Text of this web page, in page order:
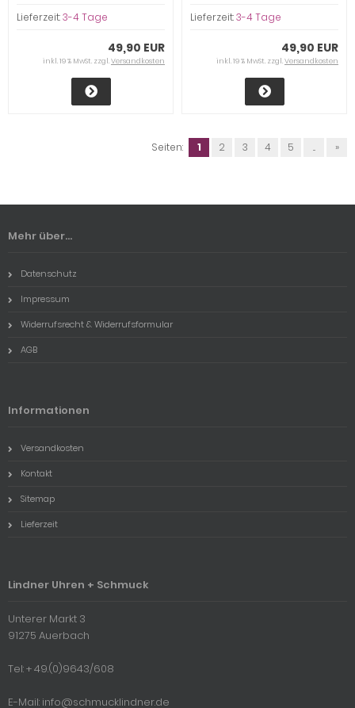
Lieferzeit:3-4 Tage
49,90 EUR
inkl. 19 % MwSt. zzgl.Versandkosten
Lieferzeit:3-4 Tage
49,90 EUR
inkl. 19 % MwSt. zzgl.Versandkosten
Seiten: 1 2 3 4 5 ... »
Mehr über...
Datenschutz
Impressum
Widerrufsrecht & Widerrufsformular
AGB
Informationen
Versandkosten
Kontakt
Sitemap
Lieferzeit
Lindner Uhren + Schmuck
Unterer Markt 3
91275 Auerbach
Tel: + 49.(0)9643/608
E-Mail: info@schmucklindner.de